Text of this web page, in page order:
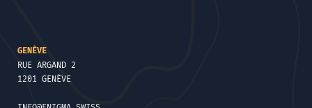
GENÈVE
RUE ARGAND 2
1201 GENÈVE